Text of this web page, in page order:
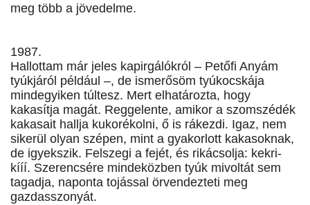
meg több a jövedelme.
1987.
Hallottam már jeles kapirgálókról – Petőfi Anyám
tyúkjáról például –, de ismerősöm tyúkocskája
mindegyiken túltesz. Mert elhatározta, hogy
kakasítja magát. Reggelente, amikor a szomszédék
kakasait hallja kukorékolni, ő is rákezdi. Igaz, nem
sikerül olyan szépen, mint a gyakorlott kakasoknak,
de igyekszik. Felszegi a fejét, és rikácsolja: kekri-
kííí. Szerencsére mindeközben tyúk mivoltát sem
tagadja, naponta tojással örvendezteti meg
gazdasszonyát.